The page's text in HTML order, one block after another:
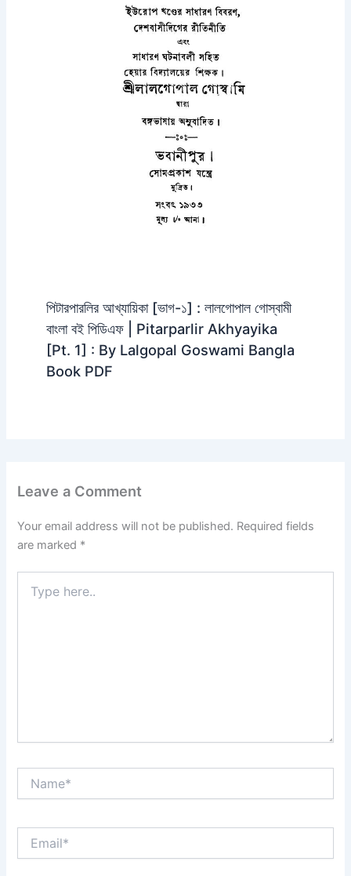
পিটারপারলির আখ্যায়িকা [ভাগ-১] : লালগোপাল গোস্বামী
বাংলা বই পিডিএফ | Pitarparlir Akhyayika
[Pt. 1] : By Lalgopal Goswami Bangla
Book PDF
Leave a Comment
Your email address will not be published. Required fields
are marked *
here..